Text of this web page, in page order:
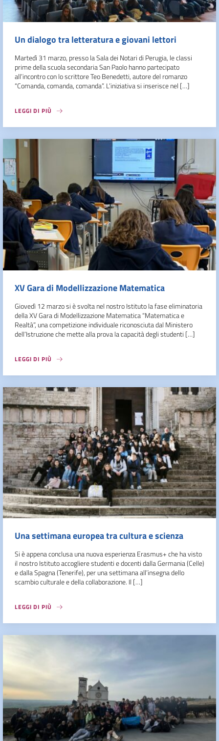
Un dialogo tra letteratura e giovani lettori
Martedì 31 marzo, presso la Sala dei Notari di Perugia, le classi
prime della scuola secondaria San Paolo hanno partecipato
all’incontro con lo scrittore Teo Benedetti, autore del romanzo
“Comanda, comanda, comanda”. L’iniziativa si inserisce nel […]
LEGGI DI PIÙ
XV Gara di Modellizzazione Matematica
Giovedì 12 marzo si è svolta nel nostro Istituto la fase eliminatoria
della XV Gara di Modellizzazione Matematica “Matematica e
Realtà”, una competizione individuale riconosciuta dal Ministero
dell’Istruzione che mette alla prova la capacità degli studenti […]
LEGGI DI PIÙ
Una settimana europea tra cultura e scienza
Si è appena conclusa una nuova esperienza Erasmus+ che ha visto
il nostro Istituto accogliere studenti e docenti dalla Germania (Celle)
e dalla Spagna (Tenerife), per una settimana all’insegna dello
scambio culturale e della collaborazione. Il […]
LEGGI DI PIÙ